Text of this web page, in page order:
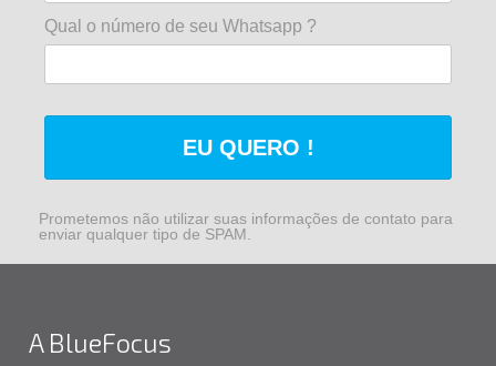
Qual o número de seu Whatsapp ?
EU QUERO !
Prometemos não utilizar suas informações de contato para
enviar qualquer tipo de SPAM.
A BlueFocus